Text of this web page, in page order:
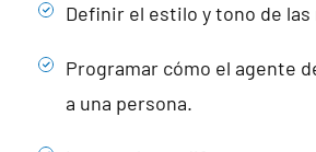
Definir el estilo y tono de
Programar cómo el agente
a una persona.